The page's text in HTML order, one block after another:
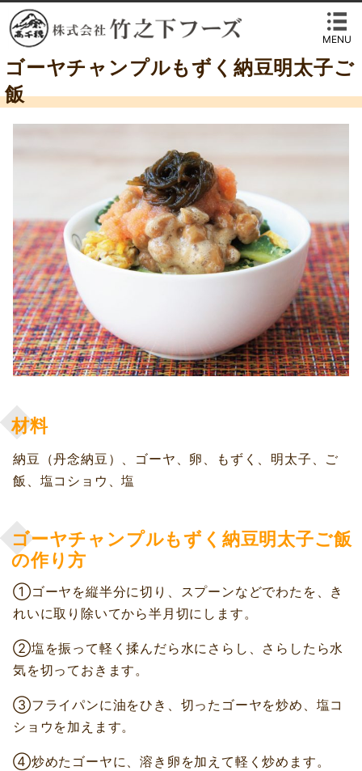
MENU
ゴーヤチャンプルもずく納豆明太子ご
飯
材料
納豆（丹念納豆）、ゴーヤ、卵、もずく、明太子、ご
飯、塩コショウ、塩
ゴーヤチャンプルもずく納豆明太子ご飯
の作り方
①ゴーヤを縦半分に切り、スプーンなどでわたを、き
れいに取り除いてから半月切にします。
②塩を振って軽く揉んだら水にさらし、さらしたら水
気を切っておきます。
③フライパンに油をひき、切ったゴーヤを炒め、塩コ
ショウを加えます。
④炒めたゴーヤに、溶き卵を加えて軽く炒めます。